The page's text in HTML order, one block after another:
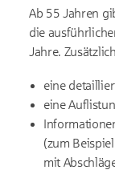
Ab 55 Jahren
die
Jahre.
eine
eine
(zum
mit